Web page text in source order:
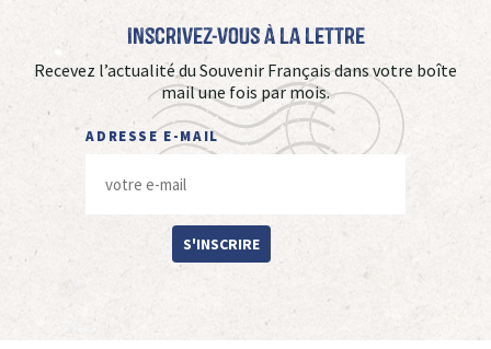
Inscrivez-vous à La Lettre
Recevez l’actualité du Souvenir Français dans votre boîte
mail une fois par mois.
ADRESSE E-MAIL
S'INSCRIRE